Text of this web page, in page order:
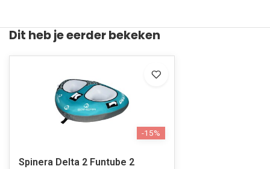
Dit heb je eerder bekeken
-15%
Spinera Delta 2 Funtube 2